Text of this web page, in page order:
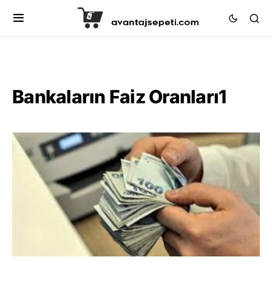
Bankaların Faiz Oranları1